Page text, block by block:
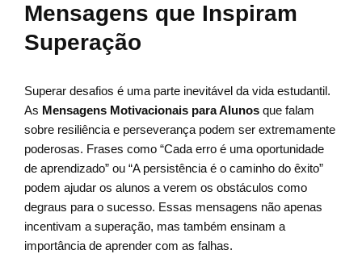
Mensagens que Inspiram
Superação
Superar desafios é uma parte inevitável da vida estudantil.
As Mensagens Motivacionais para Alunos que falam
sobre resiliência e perseverança podem ser extremamente
poderosas. Frases como “Cada erro é uma oportunidade
de aprendizado” ou “A persistência é o caminho do êxito”
podem ajudar os alunos a verem os obstáculos como
degraus para o sucesso. Essas mensagens não apenas
incentivam a superação, mas também ensinam a
importância de aprender com as falhas.